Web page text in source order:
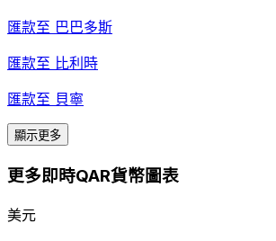
匯款至 巴巴多斯
匯款至 比利時
匯款至 貝寧
顯示更多
更多即時QAR貨幣圖表
美元